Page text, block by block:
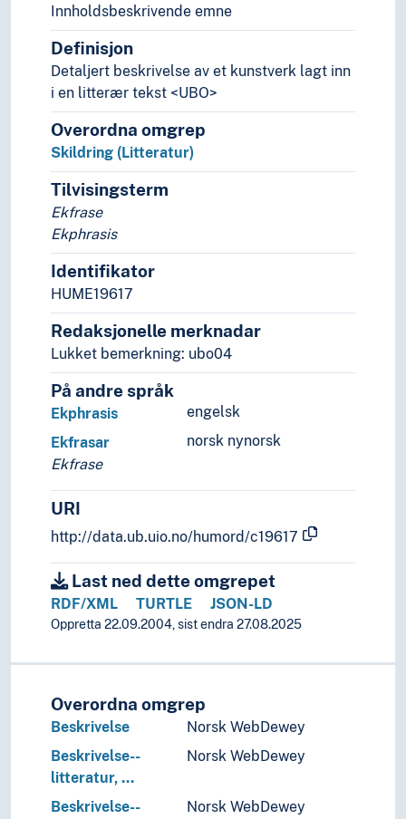
Innholdsbeskrivende emne
Definisjon
Detaljert beskrivelse av et kunstverk lagt inn
i en litterær tekst <UBO>
Overordna omgrep
Skildring (Litteratur)
Tilvisingsterm
Ekfrase
Ekphrasis
Identifikator
HUME19617
Redaksjonelle merknadar
Lukket bemerkning: ubo04
På andre språk
engelsk
Ekphrasis
norsk nynorsk
Ekfrasar
Ekfrase
URI
http://data.ub.uio.no/humord/c19617
Last ned dette omgrepet
RDF/XML TURTLE JSON-LD
Oppretta 22.09.2004, sist endra 27.08.2025
Overordna omgrep
Beskrivelse
Norsk WebDewey
Beskrivelse--
litteratur, …
Norsk WebDewey
Beskrivelse--
Norsk WebDewey